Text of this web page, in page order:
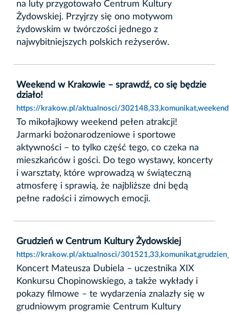
na luty przygotowało Centrum Kultury
Żydowskiej. Przyjrzy się ono motywom
żydowskim w twórczości jednego z
najwybitniejszych polskich reżyserów.
Weekend w Krakowie – sprawdź, co się będzie
działo!
https://krakow.pl/aktualnosci/
To mikołajkowy weekend pełen atrakcji!
Jarmarki bożonarodzeniowe i sportowe
aktywności – to tylko część tego, co czeka na
mieszkańców i gości. Do tego wystawy, koncerty
i warsztaty, które wprowadzą w świąteczną
atmosferę i sprawią, że najbliższe dni będą
pełne radości i zimowych emocji.
Grudzień w Centrum Kultury Żydowskiej
https://krakow.pl/aktualnosci/
Koncert Mateusza Dubiela – uczestnika XIX
Konkursu Chopinowskiego, a także wykłady i
pokazy filmowe – te wydarzenia znalazły się w
grudniowym programie Centrum Kultury